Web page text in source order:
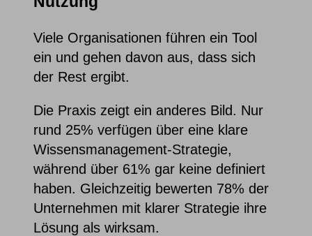
Viele Organisationen führen ein Tool
ein und gehen davon aus, dass sich
der Rest ergibt.
Die Praxis zeigt ein anderes Bild. Nur
rund 25% verfügen über eine klare
Wissensmanagement-Strategie,
während über 61% gar keine definiert
haben. Gleichzeitig bewerten 78% der
Unternehmen mit klarer Strategie ihre
Lösung als wirksam.